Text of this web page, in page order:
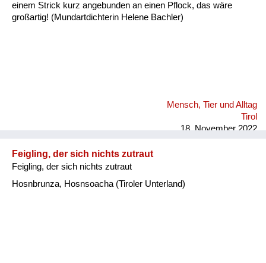
einem Strick kurz angebunden an einen Pflock, das wäre
großartig! (Mundartdichterin Helene Bachler)
Mensch, Tier und Alltag
Tirol
18. November 2022
Feigling, der sich nichts zutraut
Feigling, der sich nichts zutraut
Hosnbrunza, Hosnsoacha (Tiroler Unterland)